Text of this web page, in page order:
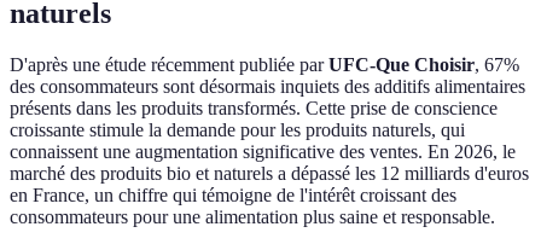
naturels
D'après une étude récemment publiée parUFC-Que Choisir, 67%
des consommateurs sont désormais inquiets des additifs alimentaires
présents dans les produits transformés. Cette prise de conscience
croissante stimule la demande pour les produits naturels, qui
connaissent une augmentation significative des ventes. En 2026, le
marché des produits bio et naturels a dépassé les 12 milliards d'euros
en France, un chiffre qui témoigne de l'intérêt croissant des
consommateurs pour une alimentation plus saine et responsable.